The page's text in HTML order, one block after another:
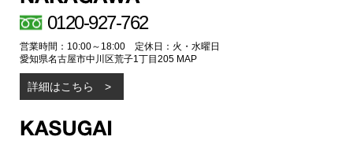
0120-927-762
営業時間：10:00～18:00 定休日：火・水曜日
愛知県名古屋市中川区荒子1丁目205 MAP
詳細はこちら